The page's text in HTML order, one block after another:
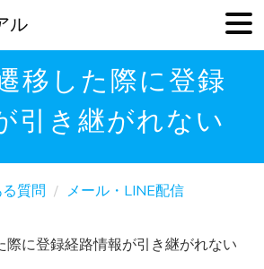
移した際に登録
引き継がれない
質問
メール・LINE配信
際に登録経路情報が引き継がれない
ル